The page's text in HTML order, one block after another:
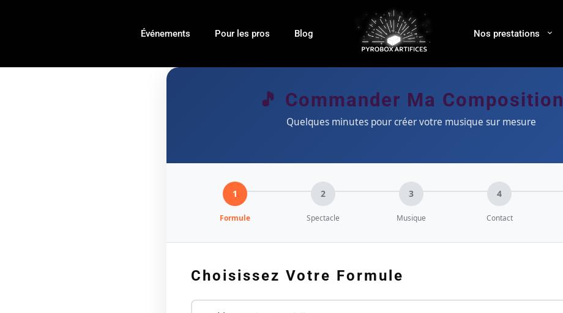
Événements Pour les pros Blog Nos prestations
🎵 Commander Ma Composition
Quelques minutes pour créer votre musique sur mesure
1
Formule
2
Spectacle
3
Musique
4
Contact
Choisissez Votre Formule